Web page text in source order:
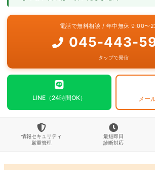
お問い合わせ
電話で無料相談 / 年中無休 9:00〜
045-443-
タップで発信
LINE（24時間OK） メー
情報セキュリティ
厳重管理
最短即日
診断対応